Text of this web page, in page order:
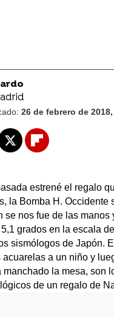
26 de febrero de
X Flipboard
estrené el regalo
la Bomba H. Occidente
se nos fue de las manos
grados en la escala
sismólogos de Japón.
acuarelas a un niño y
manchado la mesa, son
de un regalo de